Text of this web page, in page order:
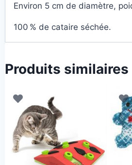
Environ 5 cm de diamètre,
100 % de cataire séchée.
Produits similaires